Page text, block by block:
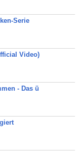
Serie
Video)
- Das ü